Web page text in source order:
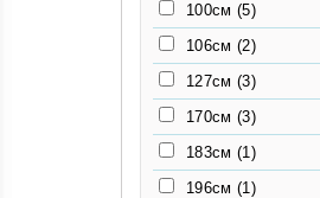
63см(2)
65см(2)
68см(2)
76см(2)
77см(2)
100см (5)
106см (2)
127см (3)
170см (3)
183см (1)
196см (1)